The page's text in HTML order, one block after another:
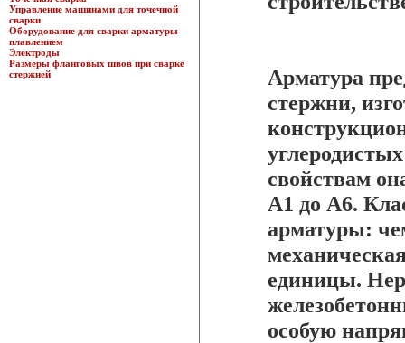
Управление машинами для точечной
сварки
Оборудование для сварки арматуры
плавлением
Электроды
Размеры фланговых швов при сварке
стержней
Арматура
стержни,
свойствам
А1 до А6.
арматуры:
единицы.
особую